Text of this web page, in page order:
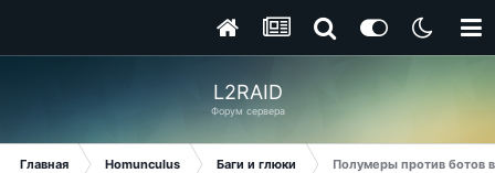
L2RAID
Форум сервера
Главная Homunculus Баги и глюки Полумеры против ботов